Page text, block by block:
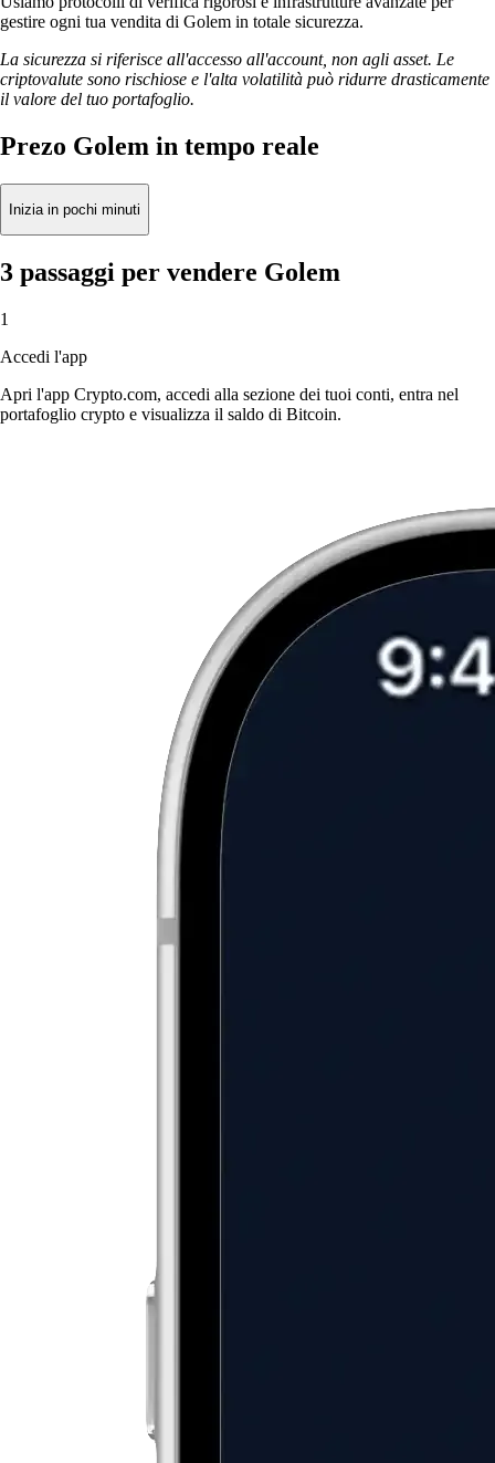
gestire ogni tua vendita di Golem in totale sicurezza.
La sicurezza si riferisce all'accesso all'account, non agli asset. Le
criptovalute sono rischiose e l'alta volatilità può ridurre drasticamente
il valore del tuo portafoglio.
Prezo Golem in tempo reale
Inizia in pochi minuti
3 passaggi per vendere Golem
1
Accedi l'app
Apri l'app Crypto.com, accedi alla sezione dei tuoi conti, entra nel
portafoglio crypto e visualizza il saldo di Bitcoin.